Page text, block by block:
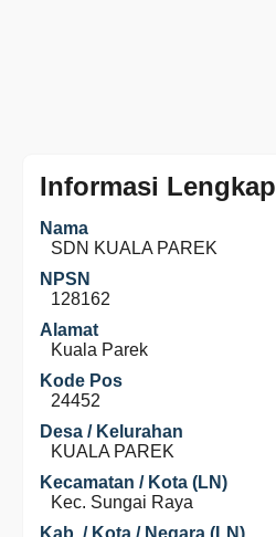
Informasi Lengkap
Nama
SDN KUALA PAREK
NPSN
128162
Alamat
Kuala Parek
Kode Pos
24452
Desa / Kelurahan
KUALA PAREK
Kecamatan / Kota (LN)
Kec. Sungai Raya
Kab. / Kota / Negara (LN)